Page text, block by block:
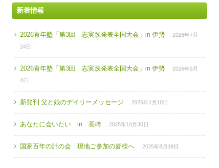
新着情報
2026青年塾「第3回 志実践発表全国大会」in 伊勢
2026年7月
24日
2026青年塾「第3回 志実践発表全国大会」in 伊勢
2026年3月
4日
新発刊 父と娘のデイリーメッセージ 2026年1月10日
あなたに会いたい in 長崎 2025年10月30日
国家百年の計の会 現地ご参加の皆様へ 2025年8月19日